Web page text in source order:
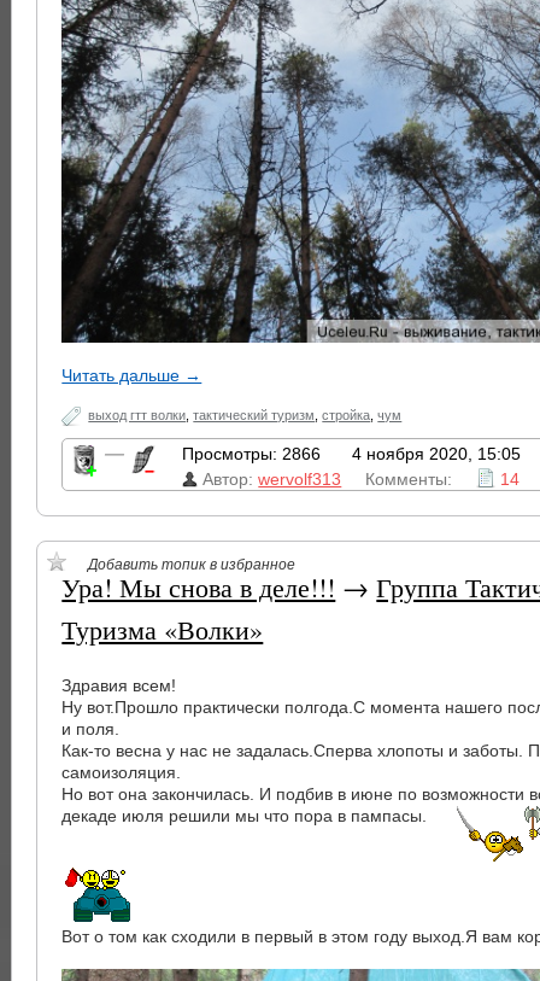
Читать дальше →
выход гтт волки ,тактический туризм ,стройка ,чум
— Просмотры: 2866
4 ноября 2020, 15:05
Автор:wervolf313 Комменты: 14
Добавить топик в избранное
Ура! Мы снова в деле!!! →Группа
Туризма «Волки»
Здравия всем!
Ну вот.Прошло практически полгода.С момента нашего
и поля.
Как-то весна у нас не задалась.Сперва хлопоты и заботы.
самоизоляция.
Но вот она закончилась. И подбив в июне по возможности
декаде июля решили мы что пора в пампасы.
Вот о том как сходили в первый в этом году выход.Я вам